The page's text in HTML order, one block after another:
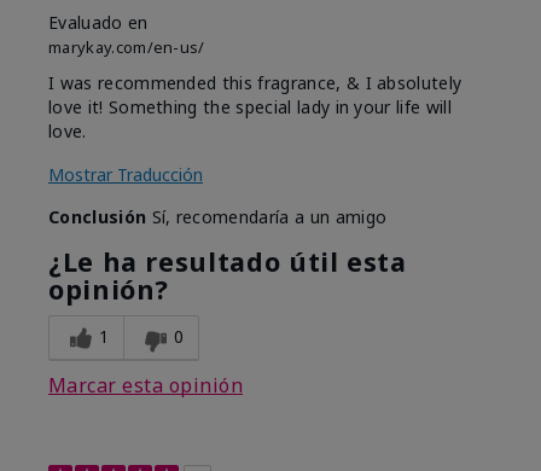
Evaluado en
marykay.com/en-us/
I was recommended this fragrance, & I absolutely
love it! Something the special lady in your life will
love.
Mostrar Traducción
Conclusión Sí, recomendaría a un amigo
¿Le ha resultado útil esta
opinión?
1 0
Marcar esta opinión